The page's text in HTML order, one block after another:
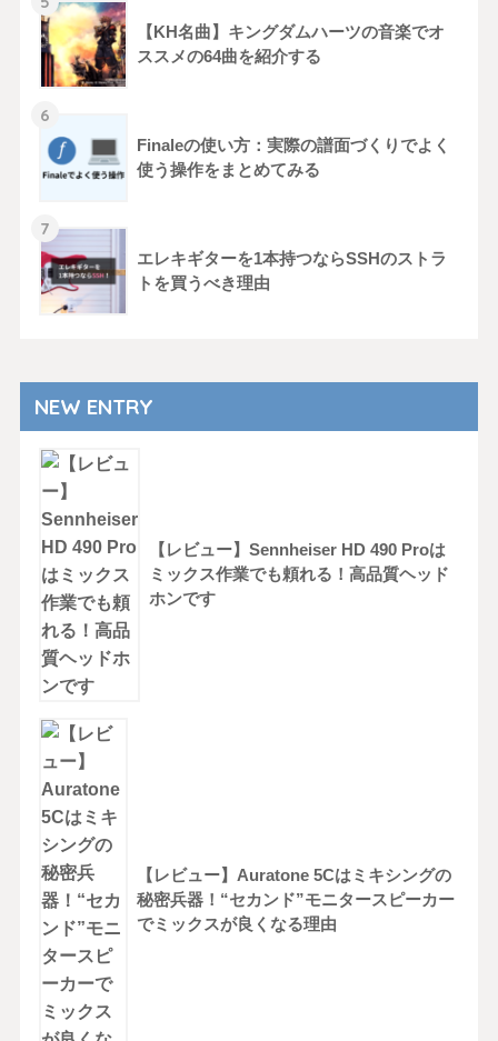
【KH名曲】キングダムハーツの音楽でオ
ススメの64曲を紹介する
Finaleの使い方：実際の譜面づくりでよく
使う操作をまとめてみる
エレキギターを1本持つならSSHのストラ
トを買うべき理由
NEW ENTRY
【レビュー】Sennheiser HD 490 Proは
ミックス作業でも頼れる！高品質ヘッド
ホンです
【レビュー】Auratone 5Cはミキシングの
秘密兵器！“セカンド”モニタースピーカー
でミックスが良くなる理由